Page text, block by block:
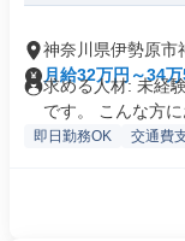
神奈川県伊勢原市
月給32万円～34
求める人材: 未経
です。 こんな方に
即日勤務OK 交通費